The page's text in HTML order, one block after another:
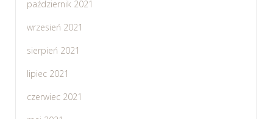
październik 2021
wrzesień 2021
sierpień 2021
lipiec 2021
czerwiec 2021